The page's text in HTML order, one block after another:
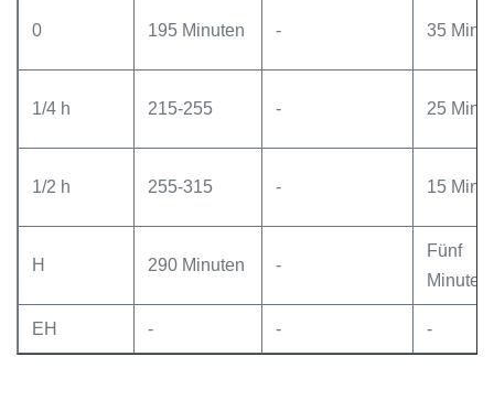
Elastizitätsmodul
(KN/mm2)
0 195 Minuten - 35
1/4 h 215-255 - 25
1/2 h 255-315 - 15
H 290 Minuten -
Fünf
Minuten.
EH - - -